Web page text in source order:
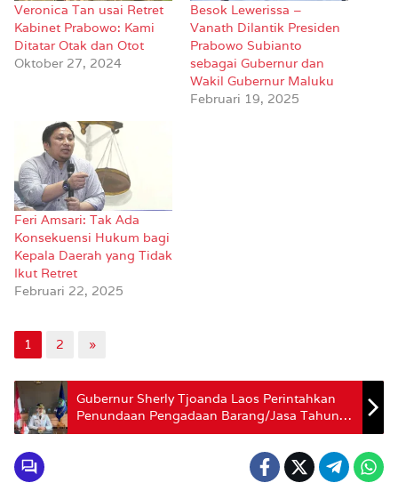
Veronica Tan usai Retret
Kabinet Prabowo: Kami
Ditatar Otak dan Otot
Oktober 27, 2024
Besok Lewerissa –
Vanath Dilantik Presiden
Prabowo Subianto
sebagai Gubernur dan
Wakil Gubernur Maluku
Februari 19, 2025
Feri Amsari: Tak Ada
Konsekuensi Hukum bagi
Kepala Daerah yang Tidak
Ikut Retret
Februari 22, 2025
1 2 »
Gubernur Sherly Tjoanda Laos Perintahkan
Penundaan Pengadaan Barang/Jasa Tahun
2025 untuk Efisiensi